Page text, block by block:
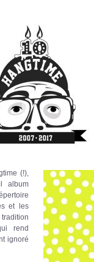
(!),
album
et les
rend
ignoré